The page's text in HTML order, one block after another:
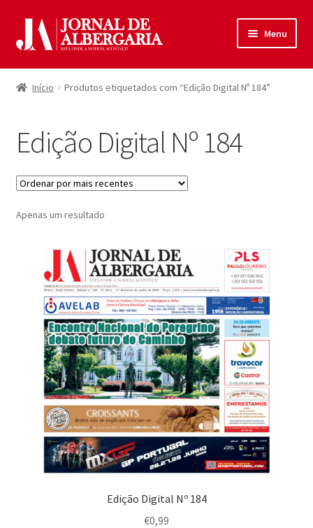
para
Saltar
para
Menu
Início
Política de Privacidade
Termos e Condições
Contactos
Registar
Início Produtos etiquetados com “Edição Digital Nº 184”
Edição Digital Nº 184
Apenas um resultado
Edição Digital Nº 184
€0,99